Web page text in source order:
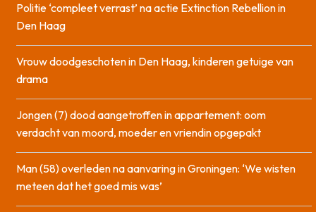
Politie ‘compleet verrast’ na actie Extinction Rebellion in
Den Haag
Vrouw doodgeschoten in Den Haag, kinderen getuige van
drama
Jongen (7) dood aangetroffen in appartement: oom
verdacht van moord, moeder en vriendin opgepakt
Man (58) overleden na aanvaring in Groningen: ‘We wisten
meteen dat het goed mis was’